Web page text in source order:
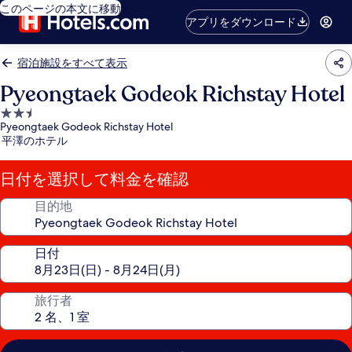
このページの本文に移動
アプリをダウンロード
宿泊施設をすべて表示
Pyeongtaek Godeok Richstay Hotel
2.5
つ
星
宿
泊
施
Pyeongtaek Godeok Richstay Hotel
平澤のホテル
日付を選択して料金を確認
目的地
日付
旅行者